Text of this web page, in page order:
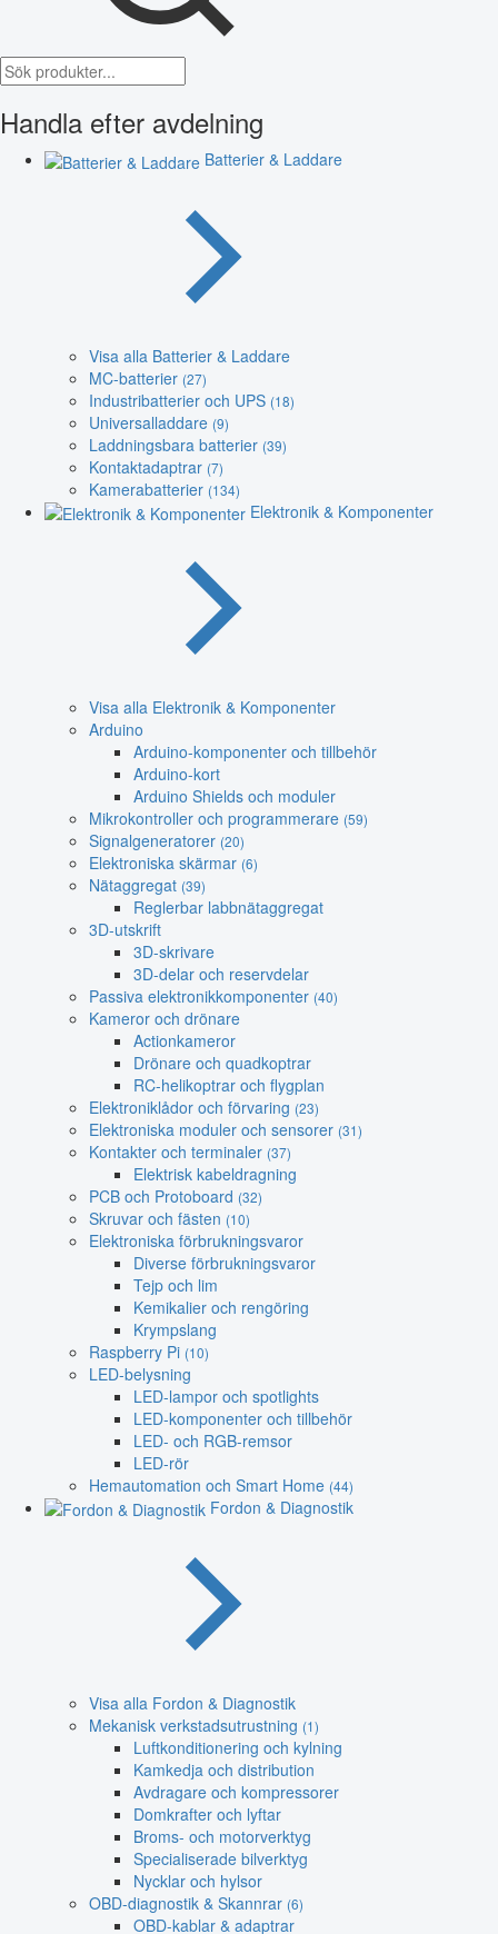
Handla efter avdelning
Batterier & Laddare
Visa alla Batterier & Laddare
MC-batterier (27)
Industribatterier och UPS (18)
Universalladdare (9)
Laddningsbara batterier (39)
Kontaktadaptrar (7)
Kamerabatterier (134)
Elektronik & Komponenter
Visa alla Elektronik & Komponenter
Arduino
Arduino-komponenter och tillbehör
Arduino-kort
Arduino Shields och moduler
Mikrokontroller och programmerare (59)
Signalgeneratorer (20)
Elektroniska skärmar (6)
Nätaggregat (39)
Reglerbar labbnätaggregat
3D-utskrift
3D-skrivare
3D-delar och reservdelar
Passiva elektronikkomponenter (40)
Kameror och drönare
Actionkameror
Drönare och quadkoptrar
RC-helikoptrar och flygplan
Elektroniklådor och förvaring (23)
Elektroniska moduler och sensorer (31)
Kontakter och terminaler (37)
Elektrisk kabeldragning
PCB och Protoboard (32)
Skruvar och fästen (10)
Elektroniska förbrukningsvaror
Diverse förbrukningsvaror
Tejp och lim
Kemikalier och rengöring
Krympslang
Raspberry Pi (10)
LED-belysning
LED-lampor och spotlights
LED-komponenter och tillbehör
LED- och RGB-remsor
LED-rör
Hemautomation och Smart Home (44)
Fordon & Diagnostik
Visa alla Fordon & Diagnostik
Mekanisk verkstadsutrustning (1)
Luftkonditionering och kylning
Kamkedja och distribution
Avdragare och kompressorer
Domkrafter och lyftar
Broms- och motorverktyg
Specialiserade bilverktyg
Nycklar och hylsor
OBD-diagnostik & Skannrar (6)
OBD-kablar & adaptrar